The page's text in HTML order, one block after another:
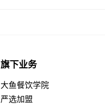
旗下业务
大鱼餐饮学院
严选加盟